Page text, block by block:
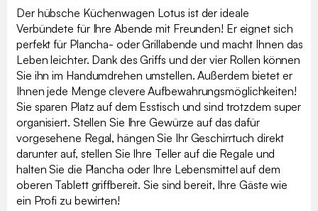
Der hübsche Küchenwagen Lotus ist der ideale
Verbündete für Ihre Abende mit Freunden! Er eignet sich
perfekt für Plancha- oder Grillabende und macht Ihnen das
Leben leichter. Dank des Griffs und der vier Rollen können
Sie ihn im Handumdrehen umstellen. Außerdem bietet er
Ihnen jede Menge clevere Aufbewahrungsmöglichkeiten!
Sie sparen Platz auf dem Esstisch und sind trotzdem super
organisiert. Stellen Sie Ihre Gewürze auf das dafür
vorgesehene Regal, hängen Sie Ihr Geschirrtuch direkt
darunter auf, stellen Sie Ihre Teller auf die Regale und
halten Sie die Plancha oder Ihre Lebensmittel auf dem
oberen Tablett griffbereit. Sie sind bereit, Ihre Gäste wie
ein Profi zu bewirten!